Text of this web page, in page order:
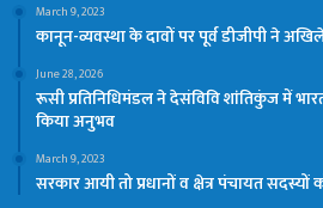
March 9, 2023
कानून-व्यवस्था के दावों पर पूर्व डीजीपी ने
June 28, 2026
रूसी प्रतिनिधिमंडल ने देसंविवि शांतिकुंज में
किया अनुभव
March 9, 2023
सरकार आयी तो प्रधानों व क्षेत्र पंचायत